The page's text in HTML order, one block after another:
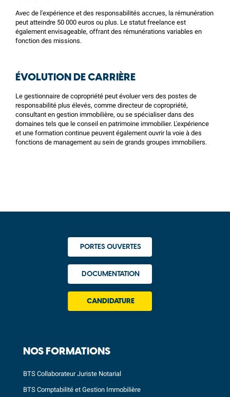
Avec de l'expérience et des responsabilités accrues, la rémunération
peut atteindre 50 000 euros ou plus. Le statut freelance est
également envisageable, offrant des rémunérations variables en
fonction des missions.
ÉVOLUTION DE CARRIÈRE
Le gestionnaire de copropriété peut évoluer vers des postes de
responsabilité plus élevés, comme directeur de copropriété,
consultant en gestion immobilière, ou se spécialiser dans des
domaines tels que le conseil en patrimoine immobilier. L'expérience
et une formation continue peuvent également ouvrir la voie à des
fonctions de management au sein de grands groupes immobiliers.
PORTES OUVERTES
DOCUMENTATION
CANDIDATURE
NOS FORMATIONS
BTS Collaborateur Juriste Notarial
BTS Comptabilité et Gestion Immobilière